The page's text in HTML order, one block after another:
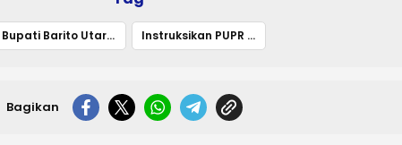
Bupati Barito Utara Tinjau Lokasi Banjir di KM 38 Instruksikan PUPR Lakukan Kajian Teknis Penanganan Permanen
Bagikan